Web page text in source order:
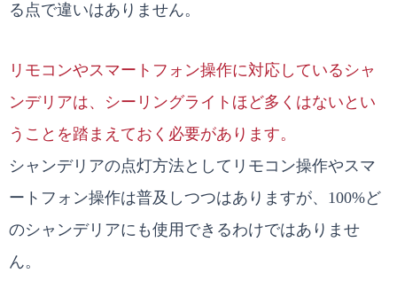
る点で違いはありません。
リモコンやスマートフォン操作に対応しているシャ
ンデリアは、シーリングライトほど多くはないとい
うことを踏まえておく必要があります。
シャンデリアの点灯方法としてリモコン操作やスマ
ートフォン操作は普及しつつはありますが、100%ど
のシャンデリアにも使用できるわけではありませ
ん。